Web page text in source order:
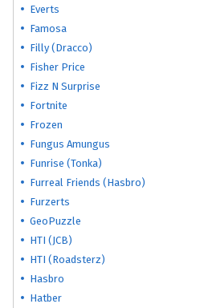
Everts
Famosa
Filly (Dracco)
Fisher Price
Fizz N Surprise
Fortnite
Frozen
Fungus Amungus
Funrise (Tonka)
Furreal Friends (Hasbro)
Furzerts
GeoPuzzle
HTI (JCB)
HTI (Roadsterz)
Hasbro
Hatber